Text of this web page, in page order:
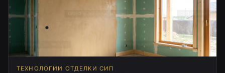
ТЕХНОЛОГИИ ОТДЕЛКИ СИП